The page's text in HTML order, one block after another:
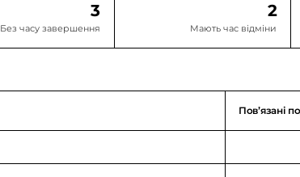
3
Без часу завершення
2
Мають час відміни
Повʼязані